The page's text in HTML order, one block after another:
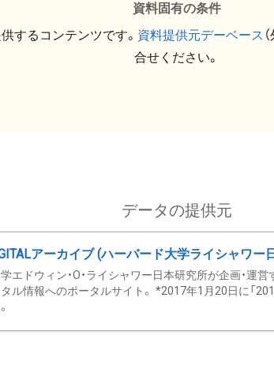
資料固有の条件
するコンテンツです。 資料提供元デーベース
合せください。
データの提供元
アーカイブ (ハーバード大学ライシャワー
エドウィン・O・ライシャワー日本研究所が企画・運
ル情報へのポータルサイト。 *2017年1月20日に「